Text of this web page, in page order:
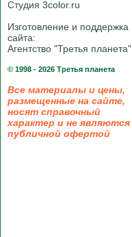
Студия 3color.ru
Изготовление и поддержка
сайта:
Агентство "Третья планета"
© 1998 - 2026 Третья планета
Все материалы и цены,
размещенные на сайте,
носят справочный
характер и не являются
публичной офертой